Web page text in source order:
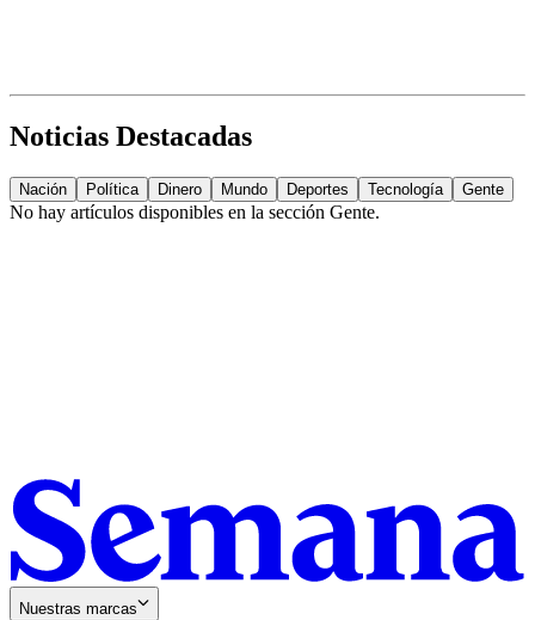
Noticias Destacadas
Nación Política Dinero Mundo Deportes Tecnología Gente
No hay artículos disponibles en la sección Gente.
Nuestras marcas